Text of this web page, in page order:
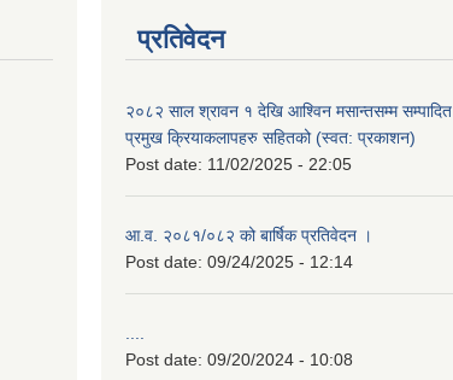
प्रतिवेदन
२०८२ साल श्रावन १ देखि आश्विन मसान्तसम्म सम्पादित
प्रमुख क्रियाकलापहरु सहितको (स्वत: प्रकाशन)
Post date: 11/02/2025 - 22:05
आ.व. २०८१/०८२ को बार्षिक प्रतिवेदन ।
Post date: 09/24/2025 - 12:14
Post date: 09/20/2024 - 10:08